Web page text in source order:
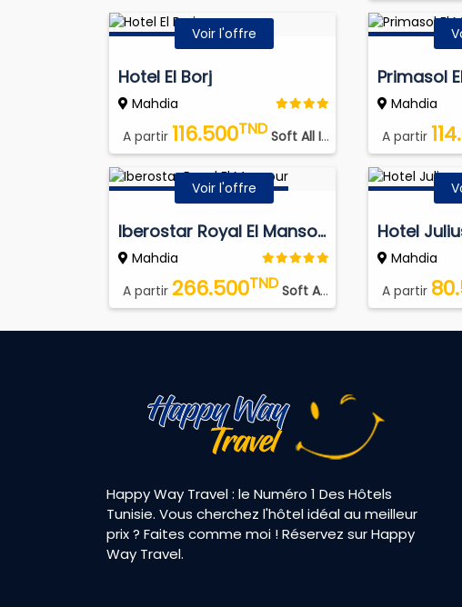
Voir l'offre
Hotel El Borj
Mahdia
A partir 116.500TND Soft All Inclusive
Primasol
Mahdia
A partir
Voir l'offre
Iberostar Royal El Mansour
Mahdia
A partir 266.500TND Soft All Inclusive
Hotel
Mahdia
A partir
Happy Way Travel : le Numéro 1 Des Hôtels
Tunisie. Vous cherchez l'hôtel idéal au meilleur
prix ? Faites comme moi ! Réservez sur Happy
Way Travel.